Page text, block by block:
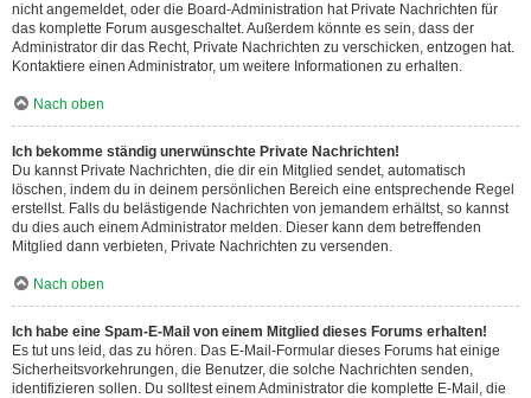
nicht angemeldet, oder die Board-Administration hat Private Nachrichten für
das komplette Forum ausgeschaltet. Außerdem könnte es sein, dass der
Administrator dir das Recht, Private Nachrichten zu verschicken, entzogen hat.
Kontaktiere einen Administrator, um weitere Informationen zu erhalten.
Nach oben
Ich bekomme ständig unerwünschte Private Nachrichten!
Du kannst Private Nachrichten, die dir ein Mitglied sendet, automatisch
löschen, indem du in deinem persönlichen Bereich eine entsprechende Regel
erstellst. Falls du belästigende Nachrichten von jemandem erhältst, so kannst
du dies auch einem Administrator melden. Dieser kann dem betreffenden
Mitglied dann verbieten, Private Nachrichten zu versenden.
Nach oben
Ich habe eine Spam-E-Mail von einem Mitglied dieses Forums erhalten!
Es tut uns leid, das zu hören. Das E-Mail-Formular dieses Forums hat einige
Sicherheitsvorkehrungen, die Benutzer, die solche Nachrichten senden,
identifizieren sollen. Du solltest einem Administrator die komplette E-Mail, die